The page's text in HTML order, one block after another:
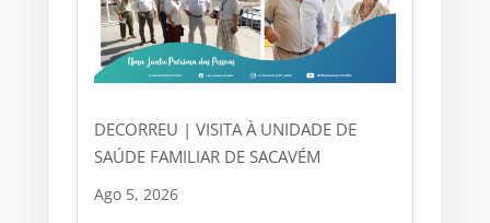
DECORREU | VISITA À UNIDADE DE
SAÚDE FAMILIAR DE SACAVÉM
Ago 5, 2026